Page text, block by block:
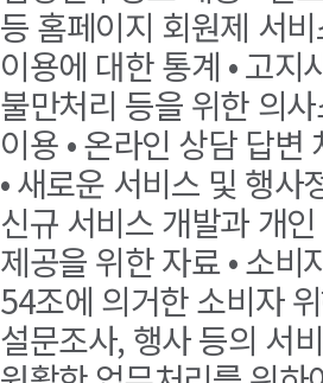
등 홈페이지 회원제 서
이용에 대한 통계 • 고지
불만처리 등을 위한 의
이용 • 온라인 상담 답변
• 새로운 서비스 및 행사
신규 서비스 개발과 개
제공을 위한 자료 • 소비
54조에 의거한 소비자
설문조사, 행사 등의 서